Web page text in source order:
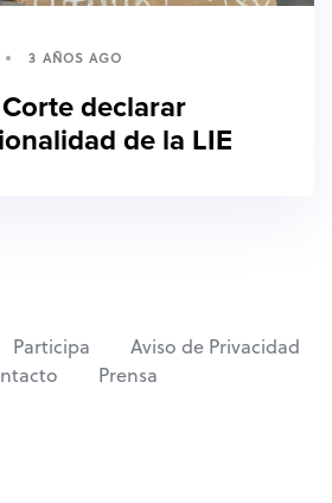
3 AÑOS AGO
declarar
de la LIE
Participa
Aviso de Privacidad
Prensa